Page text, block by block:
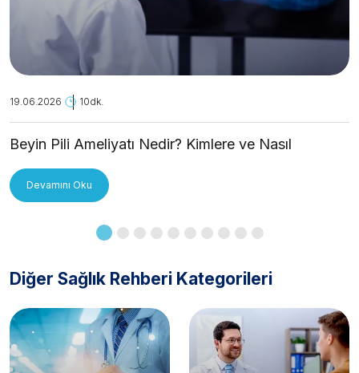
19.06.2026 10dk.
Beyin Pili Ameliyatı Nedir? Kimlere ve Nasıl
Devamını Oku
Diğer Sağlık Rehberi Kategorileri